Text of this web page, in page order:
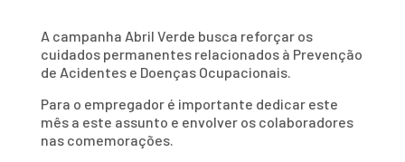
A campanha Abril Verde busca reforçar os
cuidados permanentes relacionados à Prevenção
de Acidentes e Doenças Ocupacionais.
Para o empregador é importante dedicar este
mês a este assunto e envolver os colaboradores
nas comemorações.